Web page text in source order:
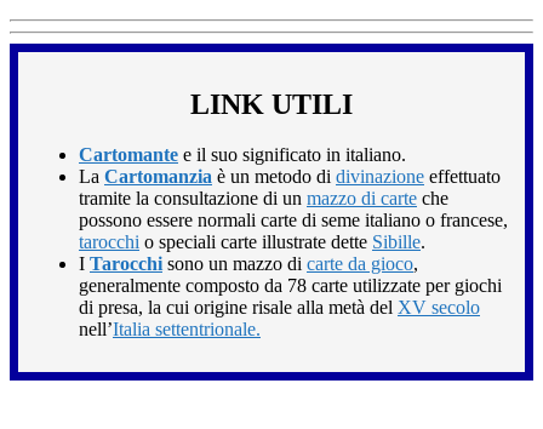
LINK UTILI
Cartomante e il suo significato in italiano.
La Cartomanzia è un metodo di divinazione effettuato
tramite la consultazione di un mazzo di carte che
possono essere normali carte di seme italiano o francese,
tarocchi o speciali carte illustrate dette Sibille.
I Tarocchisono un mazzo di carte da gioco,
generalmente composto da 78 carte utilizzate per giochi
di presa, la cui origine risale alla metà del XV secolo
nell’Italia settentrionale.